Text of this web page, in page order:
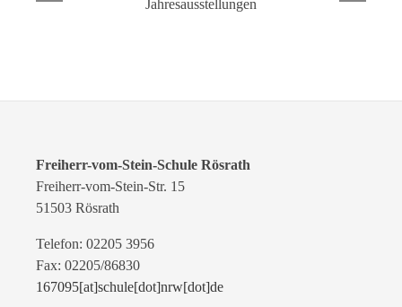
Jahresausstellungen
Freiherr-vom-Stein-Schule Rösrath
Freiherr-vom-Stein-Str. 15
51503 Rösrath
Telefon: 02205 3956
Fax: 02205/86830
167095[at]schule[dot]nrw[dot]de